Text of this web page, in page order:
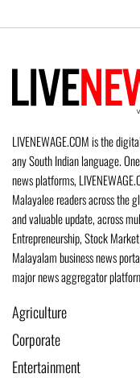
LIVENEWAGE.COM is the
any South Indian language.
news platforms,
Malayalee readers across the
and valuable update, across
Entrepreneurship, Stock
Malayalam business news
major news aggregator
Agriculture
Corporate
Entertainment